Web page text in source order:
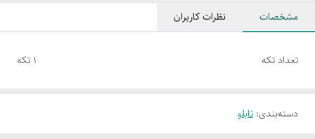
مشخصات نظرات کاربران
تعداد تکه 1 تکه
دسته‌بندی: تابلو